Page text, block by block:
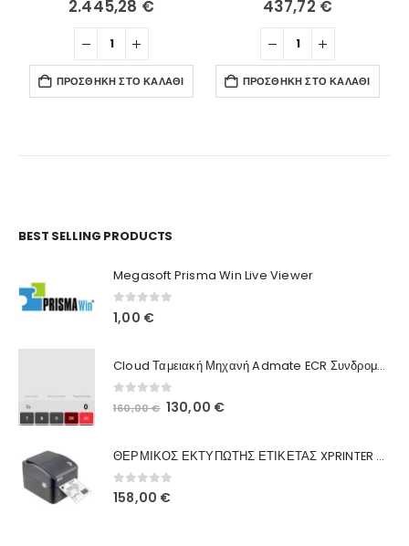
2.445,28 €
ΠΡΟΣΘΉΚΗ ΣΤΟ ΚΑΛΆΘΙ
437,72 €
ΠΡΟΣΘΉΚΗ ΣΤΟ ΚΑΛΆΘΙ
BEST SELLING PRODUCTS
Megasoft Prisma Win Live Viewer
0 out of 5
1,00 €
Cloud Ταμειακή Μηχανή Admate ECR Συνδρομή 12 μηνών
out of 5
160,00€ Original
160,00 €.
130,00 €Η
είναι:
ΘΕΡΜΙΚΟΣ ΕΚΤΥΠΩΤΗΣ ΕΤΙΚΕΤΑΣ XPRINTER XP-420B
0out of 5
158,00 €
Ο Λογαριασμός μου
Στοιχεία λογαριασμού
Παραγγελίες
Πληροφορίες Καταστήματος
Ποιοι Είμαστε
Γιατί Εμάς
Blog